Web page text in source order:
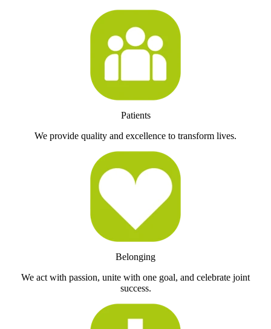
Patients
We provide quality and excellence to transform lives.
Belonging
We act with passion, unite with one goal, and celebrate joint
success.